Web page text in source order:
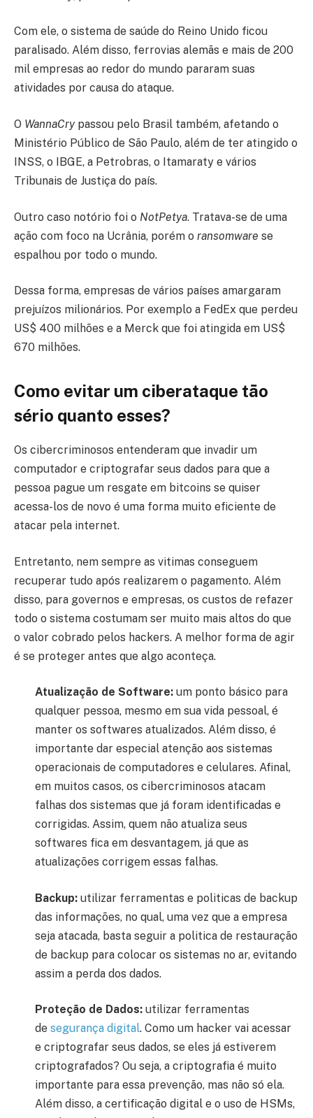
Com ele, o sistema de saúde do Reino Unido ficou
paralisado. Além disso, ferrovias alemãs e mais de 200
mil empresas ao redor do mundo pararam suas
atividades por causa do ataque.
O WannaCrypassou pelo Brasil também, afetando o
Ministério Público de São Paulo, além de ter atingido o
INSS, o IBGE, a Petrobras, o Itamaraty e vários
Tribunais de Justiça do país.
Outro caso notório foi o NotPetya. Tratava-se de uma
ação com foco na Ucrânia, porém o ransomware se
espalhou por todo o mundo.
Dessa forma, empresas de vários países amargaram
prejuízos milionários. Por exemplo a FedEx que perdeu
US$ 400 milhões e a Merck que foi atingida em US$
670 milhões.
Como evitar um ciberataque tão
sério quanto esses?
Os cibercriminosos entenderam que invadir um
computador e criptografar seus dados para que a
pessoa pague um resgate em bitcoins se quiser
acessa-los de novo é uma forma muito eficiente de
atacar pela internet.
Entretanto, nem sempre as vitimas conseguem
recuperar tudo após realizarem o pagamento. Além
disso, para governos e empresas, os custos de refazer
todo o sistema costumam ser muito mais altos do que
o valor cobrado pelos hackers. A melhor forma de agir
é se proteger antes que algo aconteça.
Atualização de Software: um ponto básico para
qualquer pessoa, mesmo em sua vida pessoal, é
manter os softwares atualizados. Além disso, é
importante dar especial atenção aos sistemas
operacionais de computadores e celulares. Afinal,
em muitos casos, os cibercriminosos atacam
falhas dos sistemas que já foram identificadas e
corrigidas. Assim, quem não atualiza seus
softwares fica em desvantagem, já que as
atualizações corrigem essas falhas.
Backup: utilizar ferramentas e politicas de backup
das informações, no qual, uma vez que a empresa
seja atacada, basta seguir a politica de restauração
de backup para colocar os sistemas no ar, evitando
assim a perda dos dados.
Proteção de Dados: utilizar ferramentas
de segurança digital. Como um hacker vai acessar
e criptografar seus dados, se eles já estiverem
criptografados? Ou seja, a criptografia é muito
importante para essa prevenção, mas não só ela.
Além disso, a certificação digital e o uso de HSMs,